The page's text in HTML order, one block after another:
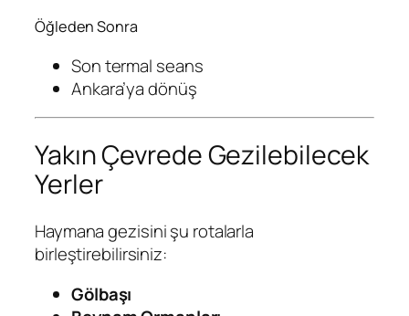
Öğleden Sonra
Son termal seans
Ankara’ya dönüş
Yakın Çevrede Gezilebilecek
Yerler
Haymana gezisini şu rotalarla
birleştirebilirsiniz:
Gölbaşı